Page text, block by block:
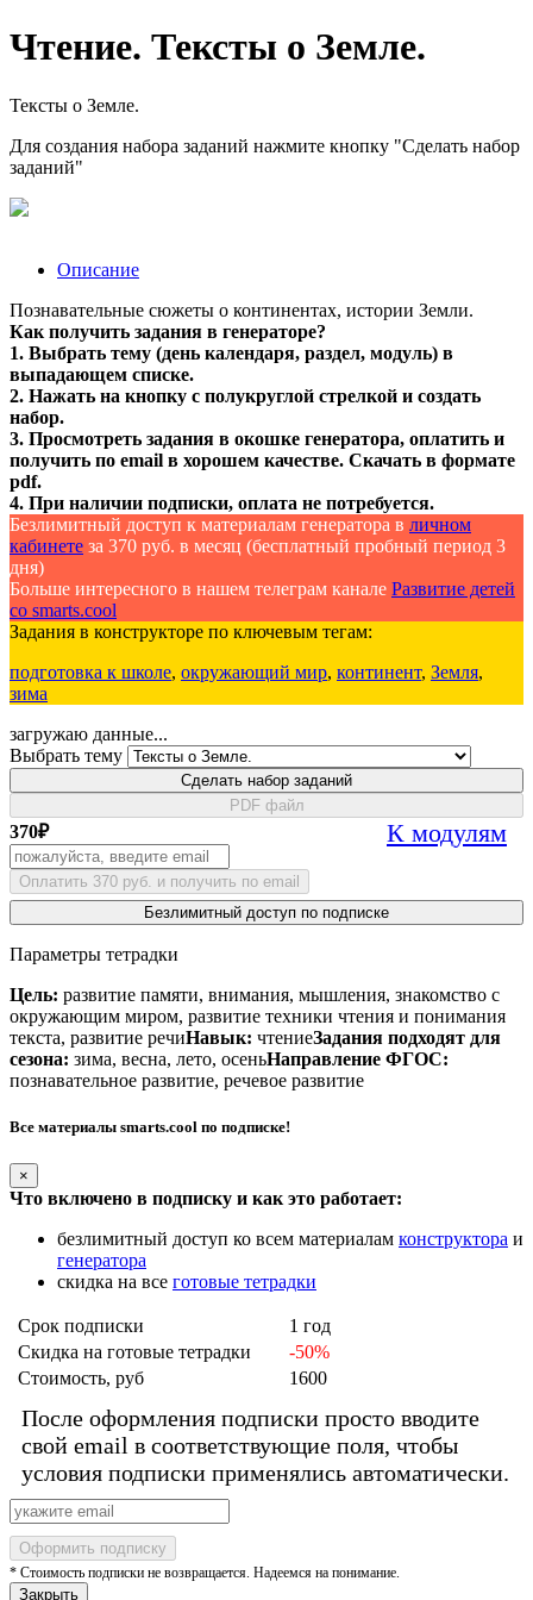
Чтение. Тексты о Земле.
Тексты о Земле.
Для создания набора заданий нажмите кнопку "Сделать набор
заданий"
Описание
Познавательные сюжеты о континентах, истории Земли.
Как получить задания в генераторе?
1. Выбрать тему (день календаря, раздел, модуль) в
выпадающем списке.
2. Нажать на кнопку с полукруглой стрелкой и создать
набор.
3. Просмотреть задания в окошке генератора, оплатить и
получить по email в хорошем качестве. Скачать в формате
pdf.
4. При наличии подписки, оплата не потребуется.
Безлимитный доступ к материалам генератора в личном
кабинете за 370 руб. в месяц (бесплатный пробный период 3
дня)
Больше интересного в нашем телеграм канале Развитие детей
со smarts.cool
Задания в конструкторе по ключевым тегам:
подготовка к школе, окружающий мир, континент, Земля,
зима
загружаю данные...
Выбрать тему
Сделать набор заданий
PDF файл
370₽ К модулям
Оплатить 370 руб. и получить по email
Безлимитный доступ по подписке
Параметры тетрадки
Цель: развитие памяти, внимания, мышления, знакомство с
окружающим миром, развитие техники чтения и понимания
текста, развитие речиНавык: чтениеЗадания подходят для
сезона: зима, весна, лето, осеньНаправление ФГОС:
познавательное развитие, речевое развитие
Все материалы smarts.cool по подписке!
×
Что включено в подписку и как это работает:
безлимитный доступ ко всем материалам конструктора и
генератора
скидка на все готовые тетрадки
Срок подписки
1 год
Скидка на готовые тетрадки
-50%
Стоимость, руб
1600
После оформления подписки просто вводите
свой email в соответствующие поля, чтобы
условия подписки применялись автоматически.
Оформить подписку
* Стоимость подписки не возвращается. Надеемся на понимание.
Закрыть